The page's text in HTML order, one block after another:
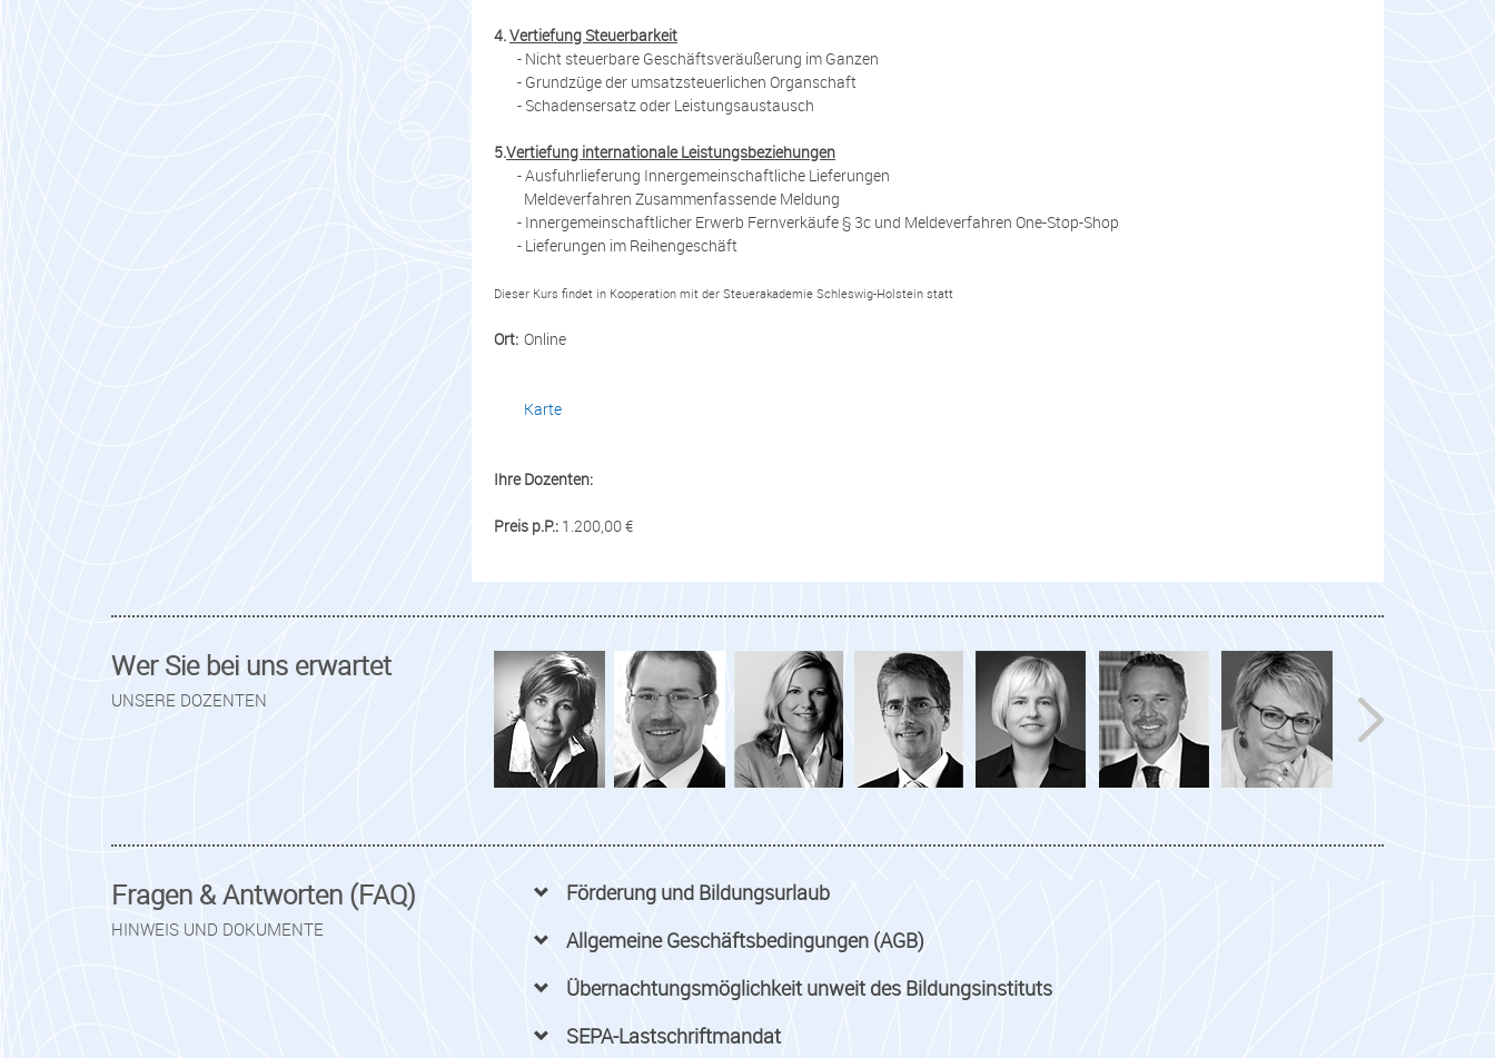
4.Vertiefung Steuerbarkeit
- Nicht steuerbare Geschäftsveräußerung im Ganzen
- Grundzüge der umsatzsteuerlichen Organschaft
- Schadensersatz oder Leistungsaustausch
5.Vertiefung internationale Leistungsbeziehungen
- Ausfuhrlieferung Innergemeinschaftliche Lieferungen
Meldeverfahren Zusammenfassende Meldung
- Innergemeinschaftlicher Erwerb Fernverkäufe § 3c und Meldeverfahren One-Stop-Shop
- Lieferungen im Reihengeschäft
Dieser Kurs findet in Kooperation mit der Steuerakademie Schleswig-Holstein statt
Ort: Online
Karte
Ihre Dozenten:
Preis p.P.: 1.200,00 €
Wer Sie bei uns erwartet
UNSERE DOZENTEN
Fragen & Antworten (FAQ)
HINWEIS UND DOKUMENTE
Förderung und Bildungsurlaub
Allgemeine Geschäftsbedingungen (AGB)
Übernachtungsmöglichkeit unweit des Bildungsinstituts
SEPA-Lastschriftmandat